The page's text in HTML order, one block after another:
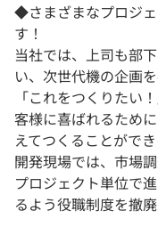
◆さまざまなプロジ
す！
当社では、上司も部
い、次世代機の企画を
「これをつくりたい
客様に喜ばれるため
えてつくることができ
開発現場では、市場
プロジェクト単位で
るよう役職制度を撤廃